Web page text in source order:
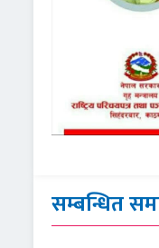
सम्बन्धित